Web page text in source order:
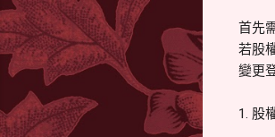
首先
若股
變更
1. 股